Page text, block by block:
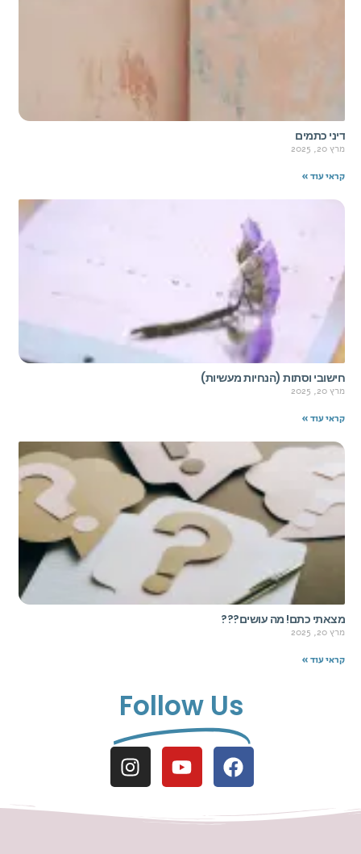
דיני כתמים
מרץ 20, 2025
קראי עוד »
חישובי וסתות (הנחיות מעשיות)
מרץ 20, 2025
קראי עוד »
מצאתי כתם! מה עושים???
מרץ 20, 2025
קראי עוד »
Follow Us